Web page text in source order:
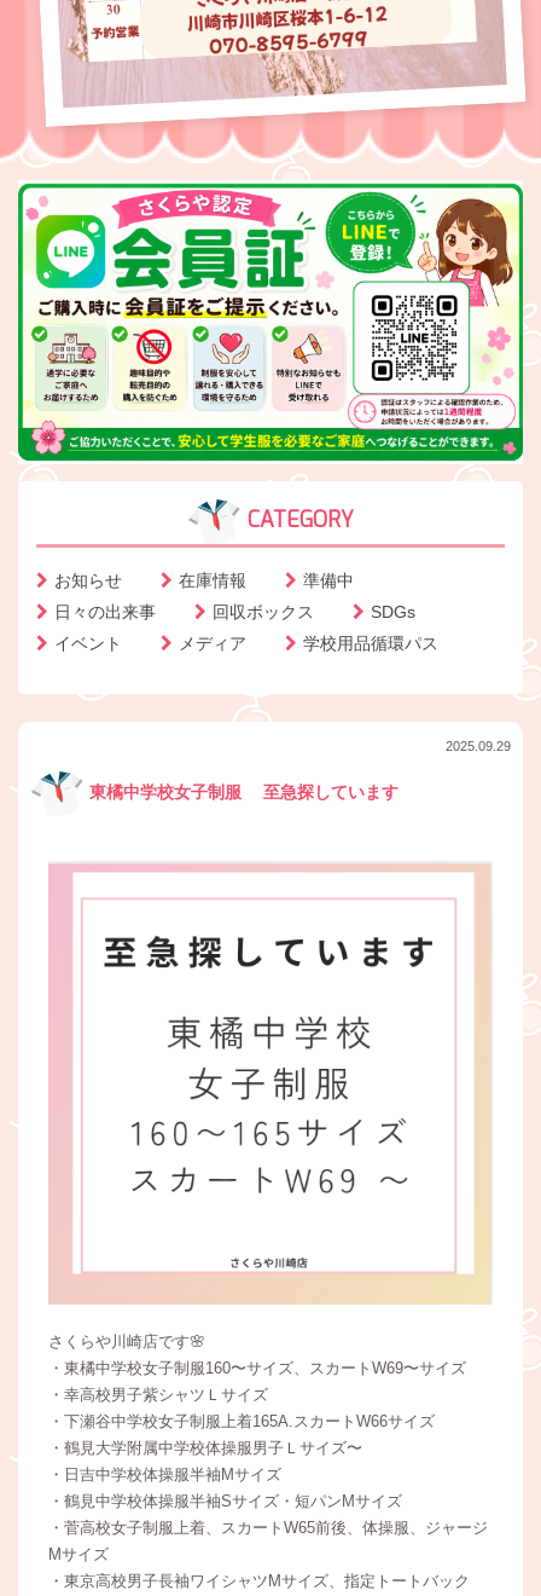
CATEGORY
お知らせ 在庫情報
準備中
日々の出来事
回収ボックス
SDGs
イベント
メディア 学校用品循環パス
2025.09.29
東橘中学校女子制服 至急探しています
さくらや川崎店です🌸
・東橘中学校女子制服160〜サイズ、スカートW69〜サイズ
・幸高校男子紫シャツＬサイズ
・下瀬谷中学校女子制服上着165A.スカートW66サイズ
・鶴見大学附属中学校体操服男子Ｌサイズ〜
・日吉中学校体操服半袖Mサイズ
・鶴見中学校体操服半袖Sサイズ・短パンMサイズ
・菅高校女子制服上着、スカートW65前後、体操服、ジャージ
Mサイズ
・東京高校男子長袖ワイシャツMサイズ、指定トートバック